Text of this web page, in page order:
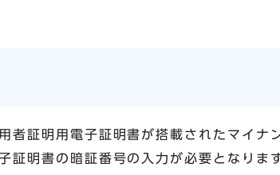
者証明用電子証明書が搭載されたマイナ
証明書の暗証番号の入力が必要となりま